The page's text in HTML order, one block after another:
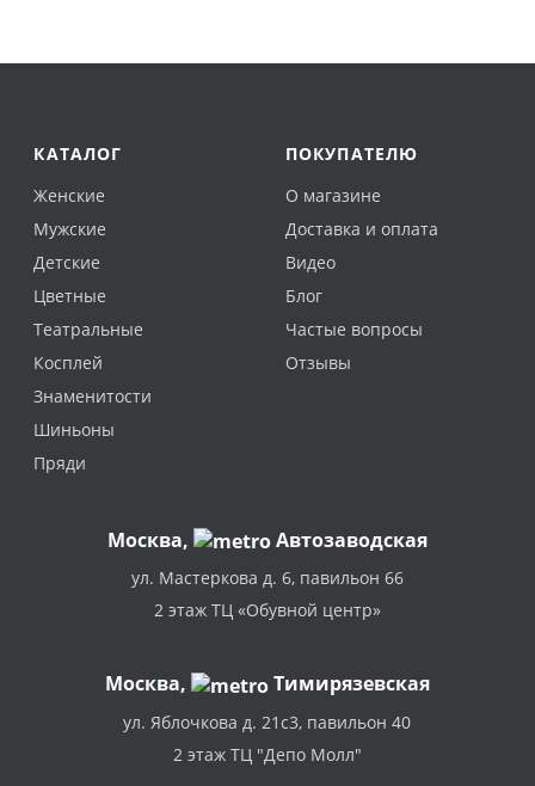
КАТАЛОГ
Женские
Мужские
Детские
Цветные
Театральные
Косплей
Знаменитости
Шиньоны
Пряди
ПОКУПАТЕЛЮ
О магазине
Доставка и оплата
Видео
Блог
Частые вопросы
Отзывы
Москва, Автозаводская
ул. Мастеркова д. 6, павильон 66
2 этаж ТЦ «Обувной центр»
Москва, Тимирязевская
ул. Яблочкова д. 21с3, павильон 40
2 этаж ТЦ "Депо Молл"